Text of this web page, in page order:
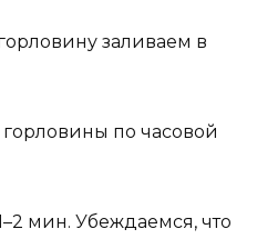
заливаем в
по часовой
мин. Убеждаемся, что